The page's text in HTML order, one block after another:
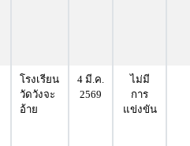
โรงเรียน
วัดวังจะ
อ้าย
4 มี.ค.
2569
ไม่มี
การ
แข่งขัน